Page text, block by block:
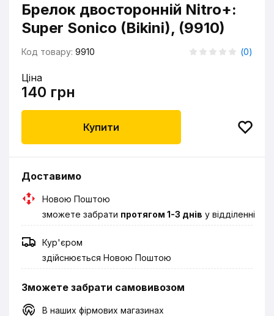
Брелок двосторонній Nitro+:
Super Sonico (Bikini), (9910)
Код товару: 9910 (0)
Ціна
140 грн
Купити
Доставимо
Новою Поштою
зможете забрати протягом 1-3 днів у відділенні
Кур'єром
здійснюється Новою Поштою
Зможете забрати самовивозом
В наших фірмових магазинах